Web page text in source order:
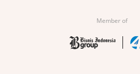
Member of